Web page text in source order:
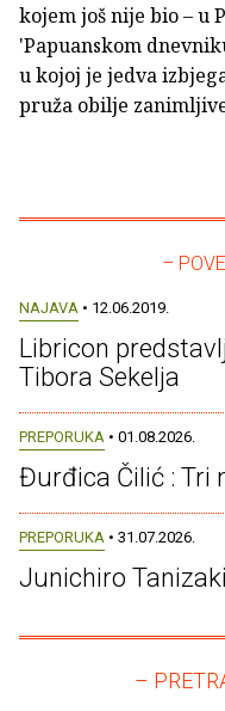
kojem još nije bio – u
'Papuanskom
u kojoj je jedva
pruža obilje
–
NAJAVA • 12.06.2019.
Libricon
Tibora Sekelja
PREPORUKA • 01.08.2026.
Đurđica Čilić : Tri
PREPORUKA • 31.07.2026.
Junichiro
–